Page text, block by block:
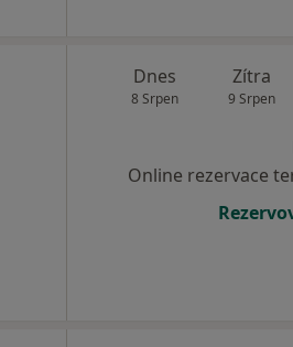
Dnes
8 Srpen
Zítra
9 Srpen
Online rezervace